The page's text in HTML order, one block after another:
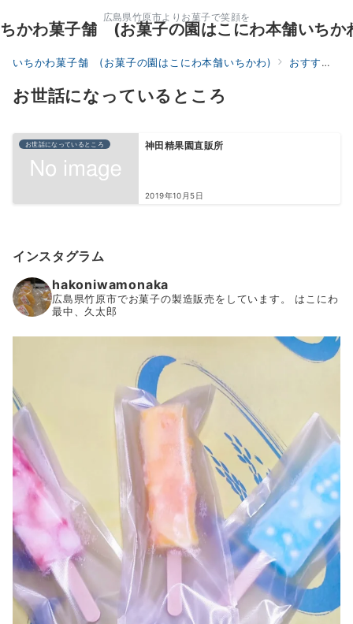
広島県竹原市よりお菓子で笑顔を
かわ菓子舗 (お菓子の園はこにわ本舗いちか
いちかわ菓子舗 (お菓子の園はこにわ本舗いちかわ) おすすめサイト
お世話になっているところ
お世話になっているところ 神田精果園直販所
2019年10月5日
インスタグラム
hakoniwamonaka
広島県竹原市でお菓子の製造販売をしています。
はこにわ
最中、久太郎